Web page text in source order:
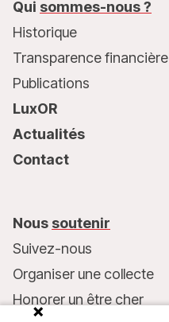
Qui sommes-nous ?
Historique
Transparence financière
Publications
LuxOR
Actualités
Contact
Nous soutenir
Suivez-nous
Organiser une collecte
Honorer un être cher